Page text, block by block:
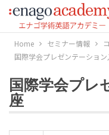
Home セミナー情報
国際学会プレゼンテーショ
国際学会プレ
座